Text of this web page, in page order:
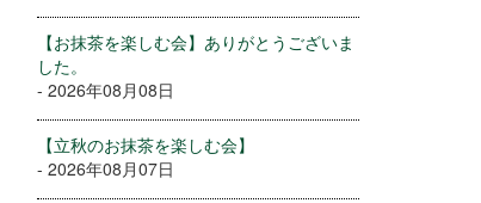
【お抹茶を楽しむ会】ありがとうございま
した。
- 2026年08月08日
【立秋のお抹茶を楽しむ会】
- 2026年08月07日